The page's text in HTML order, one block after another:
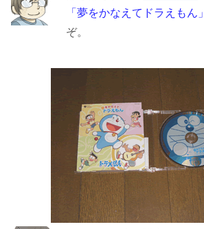
「夢をかなえてドラえもん」
ぞ。